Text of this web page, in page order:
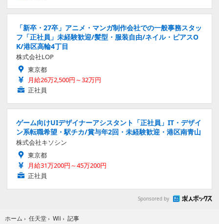
「新卒・27卒」アニメ・マンガ制作会社での一般事務スタッ
フ「正社員」未経験歓迎/髪型・服装自由/ネイル・ピアスO
K/港区高輪4丁目
株式会社LOP
東京都
月給26万2,500円～32万円
正社員
ゲーム向けUIデザイナーアシスタント「正社員」IT・デザイ
ン系転職希望・駅チカ/賞与年2回・未経験歓迎・港区南青山
株式会社キソシン
東京都
月給31万200円～45万200円
正社員
Sponsored by
ホーム › 任天堂 › Wii › 記事